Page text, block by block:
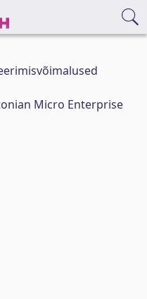
Micro Enterprise